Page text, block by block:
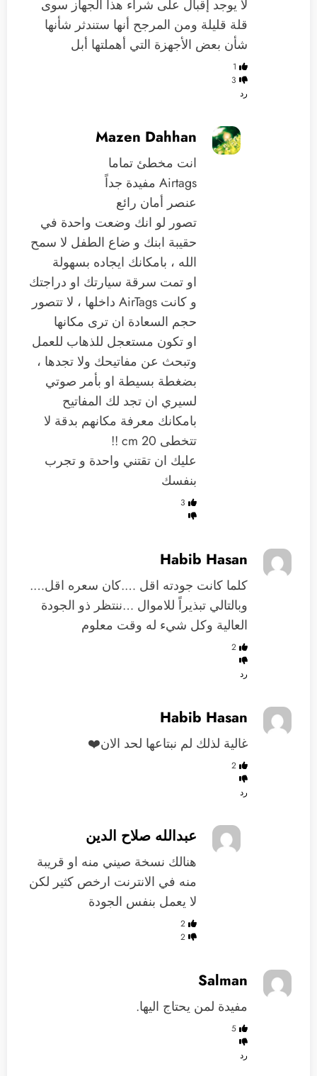
لا يوجد إقبال على شراء هذا الجهاز سوى
قلة قليلة ومن المرجح أنها ستندثر شأنها
شأن بعض الأجهزة التي أهملتها أبل
1
3
رد
Mazen Dahhan
انت مخطئ تماما
Airtags مفيدة جداً
عنصر أمان رائع
تصور لو انك وضعت واحدة في
حقيبة ابنك و ضاع الطفل لا سمح
الله ، بامكانك ايجاده بسهولة
او تمت سرقة سيارتك او دراجتك
و كانت AirTags داخلها ، لا تتصور
حجم السعادة ان ترى مكانها
او تكون مستعجل للذهاب للعمل
وتبحث عن مفاتيحك ولا تجدها ،
بضغطة بسيطة او بأمر صوتي
لسيري ان تجد لك المفاتيح
بامكانك معرفة مكانهم بدقة لا
تتخطى 20 cm !!
عليك ان تقتني واحدة و تجرب
بنفسك
3
Habib Hasan
كلما كانت جودته اقل ….كان سعره اقل….
وبالتالي تبذيراً للاموال …ننتظر ذو الجودة
العالية وكل شيء له وقت معلوم
2
رد
Habib Hasan
غالية لذلك لم نبتاعها لحد الان❤️
2
رد
عبدالله صلاح الدين
هنالك نسخة صيني منه او قريبة
منه في الانترنت ارخص كثير لكن
لا يعمل بنفس الجودة
2
2
Salman
مفيدة لمن يحتاج اليها.
5
رد